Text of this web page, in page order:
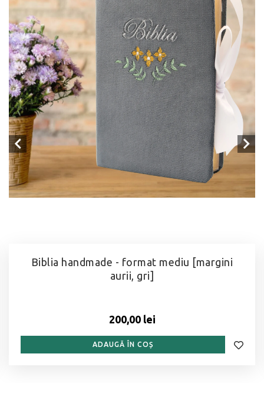
Biblia handmade - format mediu [margini
aurii, gri]
200,00 lei
ADAUGĂ ÎN COȘ